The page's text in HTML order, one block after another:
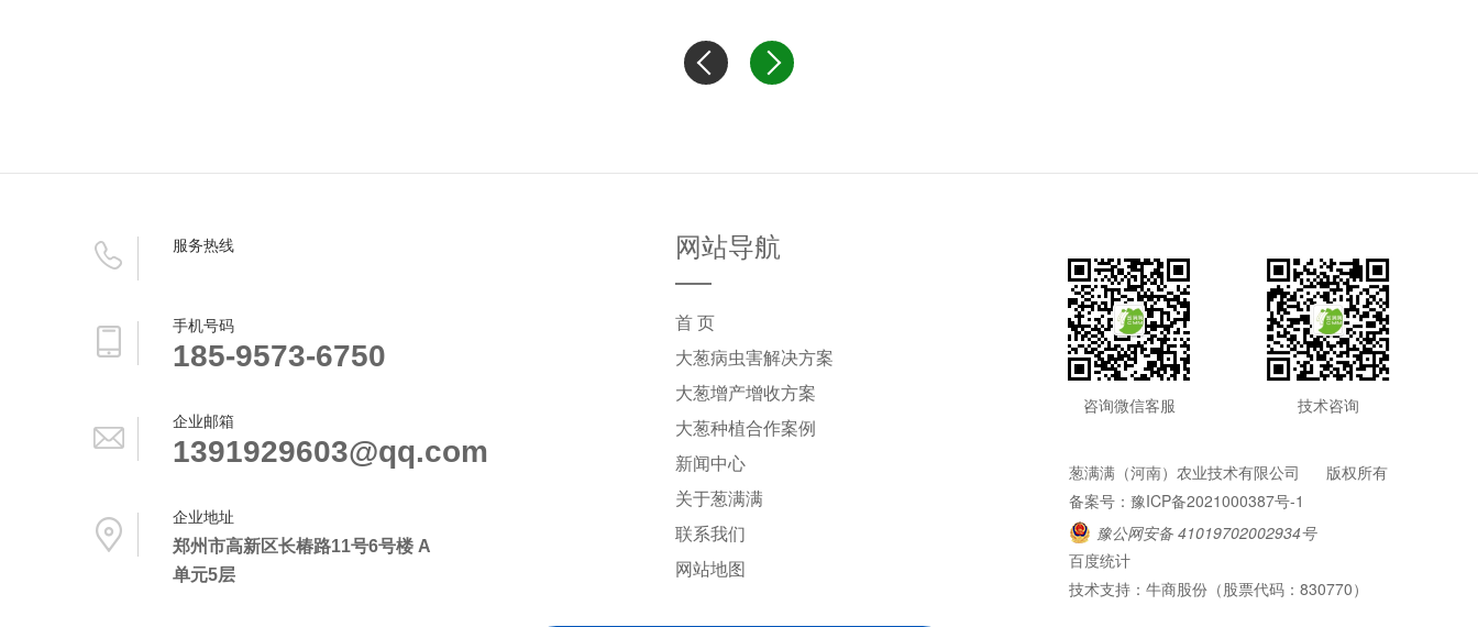
服务热线
手机号码
185-9573-6750
企业邮箱
1391929603@qq.com
企业地址
郑州市高新区长椿路11号6号楼 A
单元5层
网站导航
首 页
大葱病虫害解决方案
大葱增产增收方案
大葱种植合作案例
新闻中心
关于葱满满
联系我们
网站地图
咨询微信客服 技术咨询
葱满满（河南）农业技术有限公司
版权所有
备案号： 豫ICP备2021000387号-1
豫公网安备 41019702002934号
百度统计
技术支持：牛商股份（股票代码：830770）